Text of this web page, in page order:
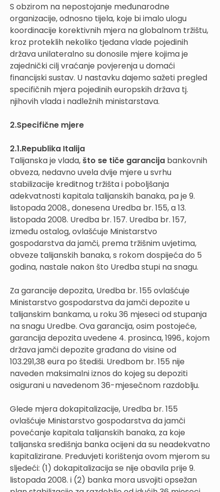
S obzirom na nepostojanje međunarodne
organizacije, odnosno tijela, koje bi imalo ulogu
koordinacije korektivnih mjera na globalnom tržištu,
kroz proteklih nekoliko tjedana vlade pojedinih
država unilateralno su donosile mjere kojima je
zajednički cilj vraćanje povjerenja u domaći
financijski sustav. U nastavku dajemo sažeti pregled
specifičnih mjera pojedinih europskih država tj.
njihovih vlada i nadležnih ministarstava.
2.Specifične mjere
2.1.Republika Italija
Talijanska je vlada,što se tiče garancija bankovnih
obveza, nedavno uvela dvije mjere u svrhu
stabilizacije kreditnog tržišta i poboljšanja
adekvatnosti kapitala talijanskih banaka, pa je 9.
listopada 2008., donesena Uredba br. 155, a 13.
listopada 2008. Uredba br. 157. Uredba br. 157,
između ostalog, ovlašćuje Ministarstvo
gospodarstva da jamči, prema tržišnim uvjetima,
obveze talijanskih banaka, s rokom dospijeća do 5
godina, nastale nakon što Uredba stupi na snagu.
Za garancije depozita, Uredba br. 155 ovlašćuje
Ministarstvo gospodarstva da jamči depozite u
talijanskim bankama, u roku 36 mjeseci od stupanja
na snagu Uredbe. Ova garancija, osim postojeće,
garancija depozita uvedene 4. prosinca, 1996., kojom
država jamči depozite građana do visine od
103.291,38 eura po štediši. Uredbom br. 155 nije
naveden maksimalni iznos do kojeg su depoziti
osigurani u navedenom 36-mjesečnom razdoblju.
Glede mjera dokapitalizacije, Uredba br. 155
ovlašćuje Ministarstvo gospodarstva da jamči
povećanje kapitala talijanskih banaka, za koje
talijanska središnja banka ocijeni da su neadekvatno
kapitalizirane. Preduvjeti korištenja ovom mjerom su
sljedeći: (1) dokapitalizacija se nije obavila prije 9.
listopada 2008. i (2) banka mora usvojiti opsežan